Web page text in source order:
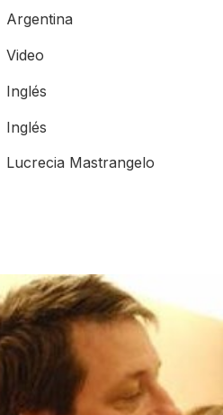
Argentina
Video
Inglés
Inglés
Lucrecia Mastrangelo